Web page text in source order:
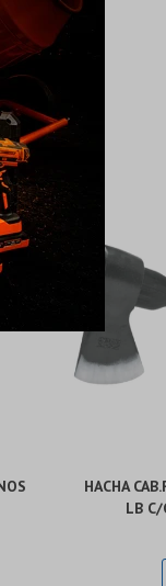
HACHA
LB C/